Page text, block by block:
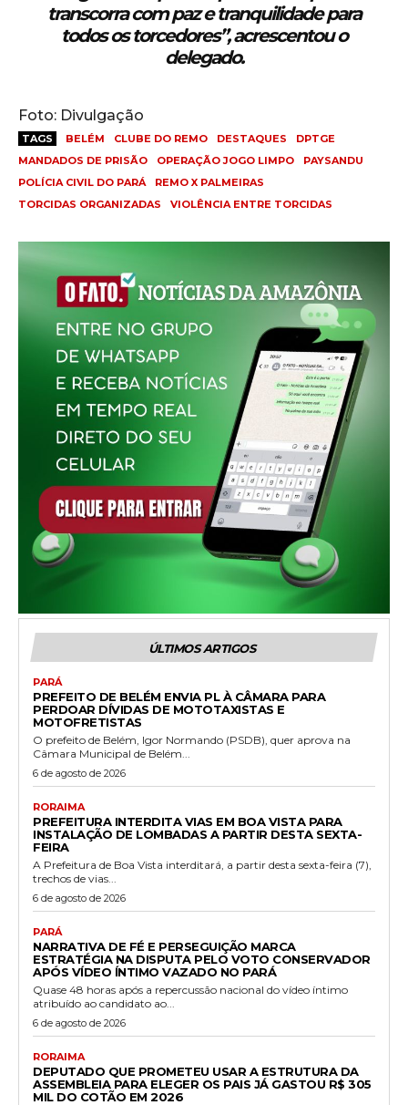
transcorra com paz e tranquilidade para
todos os torcedores”, acrescentou o
delegado.
Foto: Divulgação
TAGS BELÉM CLUBE DO REMO DESTAQUES
DPTGE
MANDADOS DE PRISÃO
OPERAÇÃO JOGO LIMPO
PAYSANDU
POLÍCIA CIVIL DO PARÁ
REMO X PALMEIRAS
TORCIDAS ORGANIZADAS
VIOLÊNCIA ENTRE TORCIDAS
ÚLTIMOS ARTIGOS
PARÁ
PREFEITO DE BELÉM ENVIA PL À CÂMARA PARA
PERDOAR DÍVIDAS DE MOTOTAXISTAS E
MOTOFRETISTAS
O prefeito de Belém, Igor Normando (PSDB), quer aprova na
Câmara Municipal de Belém...
6 de agosto de 2026
RORAIMA
PREFEITURA INTERDITA VIAS EM BOA VISTA PARA
INSTALAÇÃO DE LOMBADAS A PARTIR DESTA SEXTA-
FEIRA
A Prefeitura de Boa Vista interditará, a partir desta sexta-feira (7),
trechos de vias...
6 de agosto de 2026
PARÁ
NARRATIVA DE FÉ E PERSEGUIÇÃO MARCA
ESTRATÉGIA NA DISPUTA PELO VOTO CONSERVADOR
APÓS VÍDEO ÍNTIMO VAZADO NO PARÁ
Quase 48 horas após a repercussão nacional do vídeo íntimo
atribuído ao candidato ao...
6 de agosto de 2026
RORAIMA
DEPUTADO QUE PROMETEU USAR A ESTRUTURA DA
ASSEMBLEIA PARA ELEGER OS PAIS JÁ GASTOU R$ 305
MIL DO COTÃO EM 2026